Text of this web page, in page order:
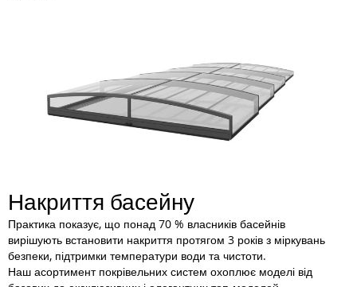
Накриття басейну
Практика показує, що понад 70 % власників басейнів
вирішують встановити накриття протягом 3 років з міркувань
безпеки, підтримки температури води та чистоти.
Наш асортимент покрівельних систем охоплює моделі від